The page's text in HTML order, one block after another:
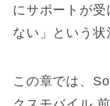
にサポートが
ない」という状
この章では、